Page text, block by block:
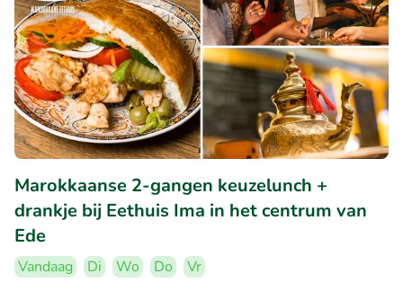
Marokkaanse 2-gangen keuzelunch +
drankje bij Eethuis Ima in het centrum van
Ede
Vandaag Di Wo Do
Vr